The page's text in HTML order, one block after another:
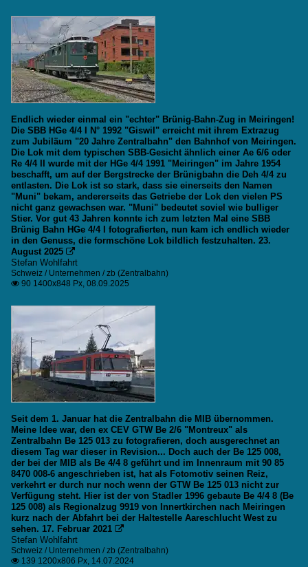
Endlich wieder einmal ein "echter" Brünig-Bahn-Zug in Meiringen!
Die SBB HGe 4/4 I N° 1992 "Giswil" erreicht mit ihrem Extrazug
zum Jubiläum "20 Jahre Zentralbahn" den Bahnhof von Meiringen.
Die Lok mit dem typischen SBB-Gesicht ähnlich einer Ae 6/6 oder
Re 4/4 II wurde mit der HGe 4/4 1991 "Meiringen" im Jahre 1954
beschafft, um auf der Bergstrecke der Brünigbahn die Deh 4/4 zu
entlasten. Die Lok ist so stark, dass sie einerseits den Namen
"Muni" bekam, andererseits das Getriebe der Lok den vielen PS
nicht ganz gewachsen war. "Muni" bedeutet soviel wie bulliger
Stier. Vor gut 43 Jahren konnte ich zum letzten Mal eine SBB
Brünig Bahn HGe 4/4 I fotografierten, nun kam ich endlich wieder
in den Genuss, die formschöne Lok bildlich festzuhalten. 23.
August 2025

Stefan Wohlfahrt
Schweiz / Unternehmen / zb (Zentralbahn)
 90 1400x848 Px, 08.09.2025
Seit dem 1. Januar hat die Zentralbahn die MIB übernommen.
Meine Idee war, den ex CEV GTW Be 2/6 "Montreux" als
Zentralbahn Be 125 013 zu fotografieren, doch ausgerechnet an
diesem Tag war dieser in Revision... Doch auch der Be 125 008,
der bei der MIB als Be 4/4 8 geführt und im Innenraum mit 90 85
8470 008-6 angeschrieben ist, hat als Fotomotiv seinen Reiz,
verkehrt er durch nur noch wenn der GTW Be 125 013 nicht zur
Verfügung steht. Hier ist der von Stadler 1996 gebaute Be 4/4 8 (Be
125 008) als Regionalzug 9919 von Innertkirchen nach Meiringen
kurz nach der Abfahrt bei der Haltestelle Aareschlucht West zu
sehen. 17. Februar 2021

Stefan Wohlfahrt
Schweiz / Unternehmen / zb (Zentralbahn)
 139 1200x806 Px, 14.07.2024